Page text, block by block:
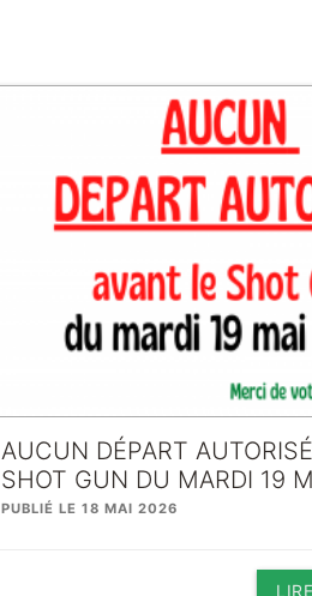
AUCUN DÉPART
SHOT GUN DU MARDI 19
PUBLIÉ LE 18 MAI 2026